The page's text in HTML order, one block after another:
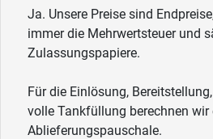
Ja. Unsere Preise sind
immer die Mehrwertsteuer und
Zulassungspapiere.
Für die Einlösung,
volle Tankfüllung berechnen wir
Ablieferungspauschale.